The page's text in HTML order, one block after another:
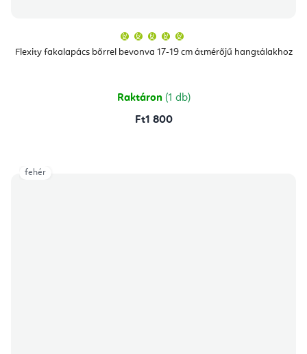
Flexity fakalapács bőrrel bevonva 17-19 cm átmérőjű hangtálakhoz
átlagos
értékelése
csillag.
Raktáron (1 db)
Ft1 800
fehér